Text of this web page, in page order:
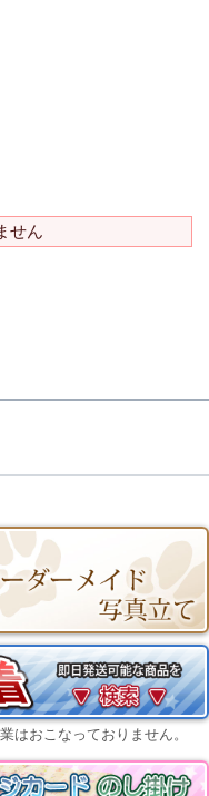
せん
はおこなっておりません。